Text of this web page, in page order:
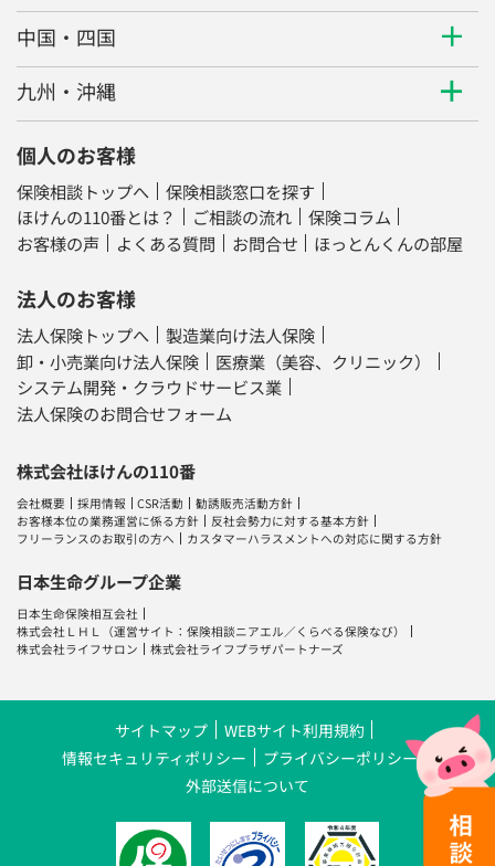
中国・四国
九州・沖縄
個人のお客様
保険相談トップへ
保険相談窓口を探す
ほけんの110番とは？
ご相談の流れ
保険コラム
お客様の声
よくある質問 お問合せ ほっとんくんの部屋
法人のお客様
法人保険トップへ
製造業向け法人保険
卸・小売業向け法人保険
医療業（美容、クリニック）
システム開発・クラウドサービス業
法人保険のお問合せフォーム
株式会社ほけんの110番
会社概要 採用情報 CSR活動
勧誘販売活動方針
お客様本位の業務運営に係る方針
反社会勢力に対する基本方針
フリーランスのお取引の方へ
カスタマーハラスメントへの対応に関する方針
日本生命グループ企業
日本生命保険相互会社
株式会社ＬＨＬ
（運営サイト：保険相談ニアエル ／ くらべる保険なび）
株式会社ライフサロン
株式会社ライフプラザパートナーズ
サイトマップ
WEBサイト利用規約
情報セキュリティポリシー
プライバシーポリシー
外部送信について